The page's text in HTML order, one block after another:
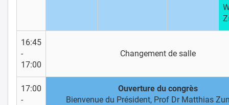
16:45
-
17:00
Changement de salle
17:00
-
Ouverture du congrès
Bienvenue du Président, Prof Dr Matthias